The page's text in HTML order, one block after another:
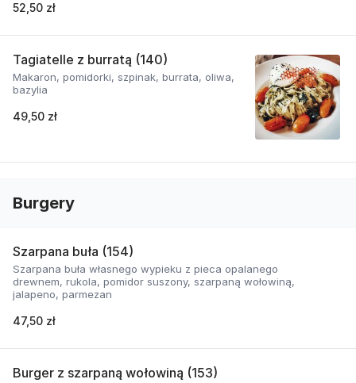
52,50 zł
Tagiatelle z burratą (140)
Makaron, pomidorki, szpinak, burrata, oliwa,
bazylia
49,50 zł
Burgery
Szarpana buła (154)
Szarpana buła własnego wypieku z pieca opalanego
drewnem, rukola, pomidor suszony, szarpaną wołowiną,
jalapeno, parmezan
47,50 zł
Burger z szarpaną wołowiną (153)